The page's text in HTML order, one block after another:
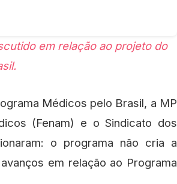
Médicos pelo Brasil, a MP
(Fenam) e o Sindicato dos
o programa não cria a
em relação ao Programa